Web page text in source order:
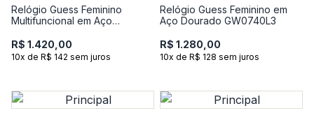
Relógio Guess Feminino
Multifuncional em Aço
R$ 1.420,00
10x de R$ 142 sem juros
Relógio Guess Feminino em
Aço Dourado GW0740L3
R$ 1.280,00
10x de R$ 128 sem juros